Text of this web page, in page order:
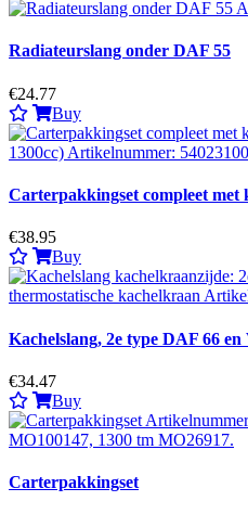
Radiateurslang onder DAF 55
€24.77
Buy
Carterpakkingset compleet met
€38.95
Buy
Kachelslang, 2e type DAF 66
€34.47
Buy
Carterpakkingset